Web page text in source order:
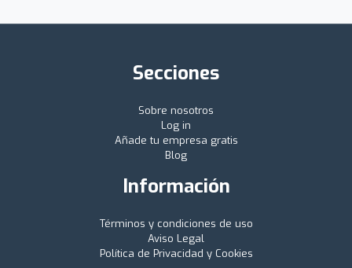
Secciones
Sobre nosotros
Log in
Añade tu empresa gratis
Blog
Información
Términos y condiciones de uso
Aviso Legal
Política de Privacidad y Cookies